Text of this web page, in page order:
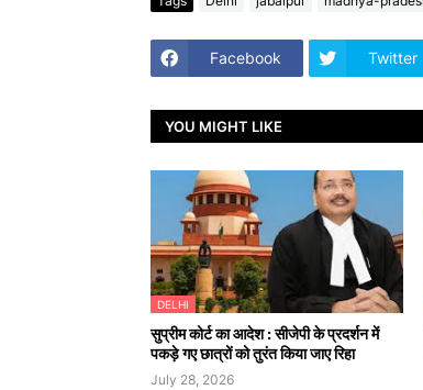
Facebook Twitter
YOU MIGHT LIKE
DELHI
सुप्रीम कोर्ट का आदेश : सीजेपी के प्रदर्शन में
पकड़े गए छात्रों को तुरंत किया जाए रिहा
July 28, 2026